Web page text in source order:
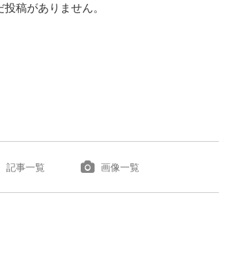
稿がありません。
記事一覧 画像一覧